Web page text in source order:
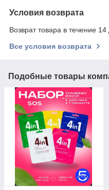
Условия возврата
Возврат товара в течение
Все условия возврата
Подобные товары